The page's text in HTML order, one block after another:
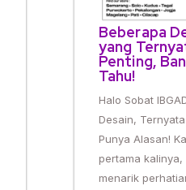
Beberapa
yang
Penting,
Tahu!
Halo Sobat
Desain,
Punya Alasan!
pertama
menarik